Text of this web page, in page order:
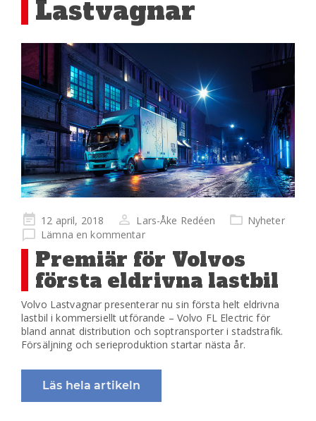
Lastvagnar
Publicerad
på
12 april, 2018 Lars-Åke Redéen
Nyheter
Lämna en kommentar
Premiär för Volvos
första eldrivna lastbil
Volvo Lastvagnar presenterar nu sin första helt eldrivna
lastbil i kommersiellt utförande – Volvo FL Electric för
bland annat distribution och soptransporter i stadstrafik.
Försäljning och serieproduktion startar nästa år.
Läs hela artikeln